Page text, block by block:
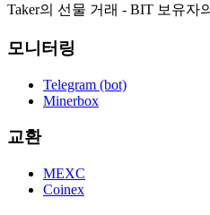
Taker의 선물 거래 - BIT 보유자
모니터링
Telegram (bot)
Minerbox
교환
MEXC
Coinex